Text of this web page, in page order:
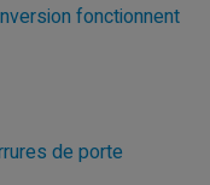
fonctionnent
de porte